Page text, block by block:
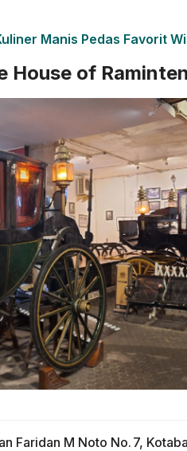
Manis Pedas Favorit
House of
Faridan M Noto No. 7,